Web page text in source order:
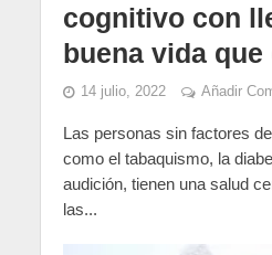
cognitivo con
buena vida que
14 julio, 2022 Añadir
Las personas sin factores
como el tabaquismo, la
audición, tienen una salud
las...